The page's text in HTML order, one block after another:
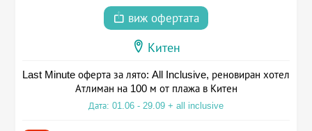
виж офертата
Китен
Last Minute оферта за лято: All Inclusive, реновиран хотел
Атлиман на 100 м от плажа в Китен
Дата: 01.06 - 29.09 + all inclusive